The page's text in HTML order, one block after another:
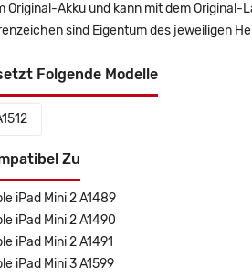
Original-Akku und kann mit dem
sind Eigentum des jeweiligen
Folgende Modelle
Zu
iPad Mini 2 A1489
iPad Mini 2 A1490
iPad Mini 2 A1491
iPad Mini 3 A1599